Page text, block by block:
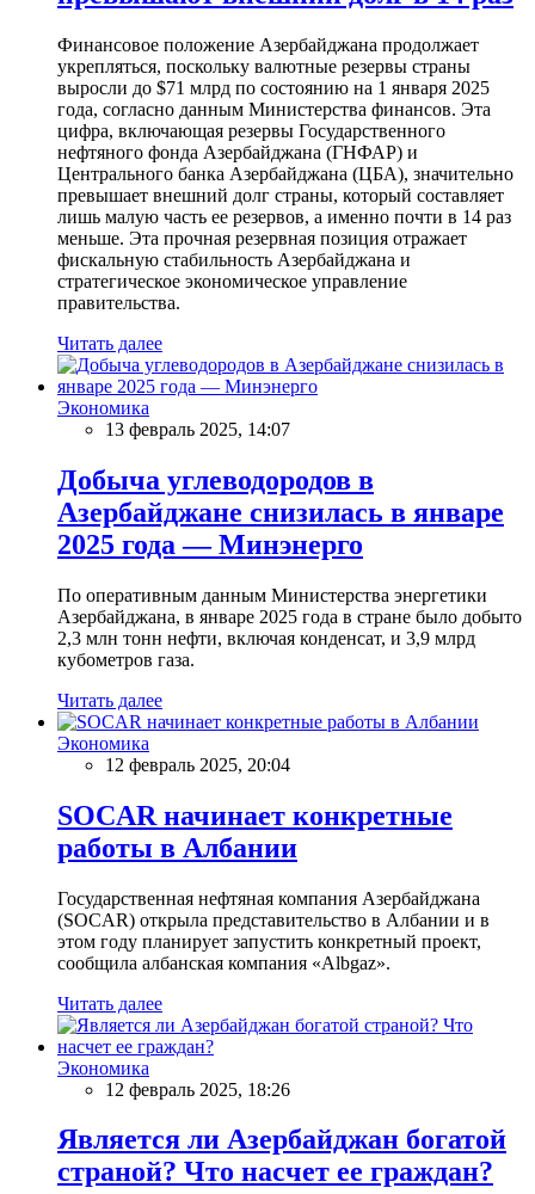
Финансовое положение Азербайджана продолжает
укрепляться, поскольку валютные резервы страны
выросли до $71 млрд по состоянию на 1 января 2025
года, согласно данным Министерства финансов. Эта
цифра, включающая резервы Государственного
нефтяного фонда Азербайджана (ГНФАР) и
Центрального банка Азербайджана (ЦБА), значительно
превышает внешний долг страны, который составляет
лишь малую часть ее резервов, а именно почти в 14 раз
меньше. Эта прочная резервная позиция отражает
фискальную стабильность Азербайджана и
стратегическое экономическое управление
правительства.
Читать далее
Экономика
13 февраль 2025, 14:07
Добыча углеводородов в
Азербайджане снизилась в январе
2025 года — Минэнерго
По оперативным данным Министерства энергетики
Азербайджана, в январе 2025 года в стране было добыто
2,3 млн тонн нефти, включая конденсат, и 3,9 млрд
кубометров газа.
Читать далее
Экономика
12 февраль 2025, 20:04
SOCAR начинает конкретные
работы в Албании
Государственная нефтяная компания Азербайджана
(SOCAR) открыла представительство в Албании и в
этом году планирует запустить конкретный проект,
сообщила албанская компания «Albgaz».
Читать далее
Экономика
12 февраль 2025, 18:26
Является ли Азербайджан богатой
страной? Что насчет ее граждан?